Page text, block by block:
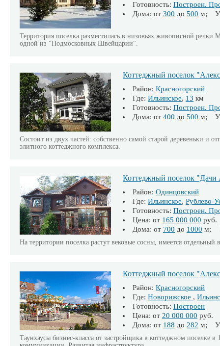
Готовность: Построен.
Дома: от 300 до 500 м;
Территория поселка разместилась в низовьях живописной речки
одной из "Подмосковных Швейцарии".
Коттеджный поселок
Район: Красногорский
Где: Ильинское, 13 км
Готовность: Построен.
Дома: от 400 до 500 м;
Состоит из двух частей: собственно самой старой деревеньки и
элитного коттеджного комплекса.
Коттеджный поселок
Район: Одинцовский
Где: Ильинское, Рублево-
Готовность: Построен.
Цена: от 165 000 000 руб.
Дома: от 700 до 1000 м;
На территории поселка растут вековые сосны, имеется отдельный
Коттеджный поселок
Район: Красногорский
Где: Новорижское ,
Готовность: Построен
Цена: от 20 000 000 руб.
Дома: от 188 до 282 м;
Таунхаусы бизнес-класса от застройщика в коттеджном